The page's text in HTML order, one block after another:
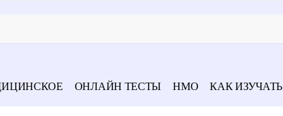
ОНЛАЙН ТЕСТЫ НМО КАК ИЗУЧАТЬ